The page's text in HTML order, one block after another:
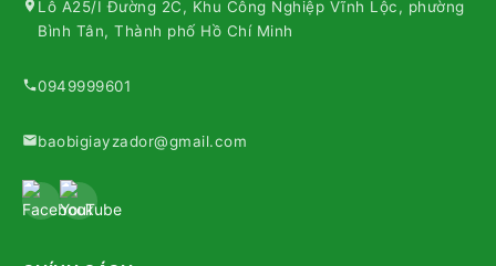
Lô A25/I Đường 2C, Khu Công Nghiệp Vĩnh Lộc, phường
Bình Tân, Thành phố Hồ Chí Minh
0949999601
baobigiayzador@gmail.com